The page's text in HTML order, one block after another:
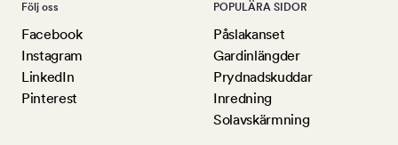
Följ oss
Facebook
Instagram
LinkedIn
Pinterest
POPULÄRA SIDOR
Påslakanset
Gardinlängder
Prydnadskuddar
Inredning
Solavskärmning